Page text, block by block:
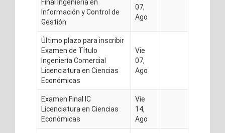
Final Ingeniería en
Información y Control de
Gestión
07,
Ago
Último plazo para inscribir
Examen de Título
Ingeniería Comercial
Licenciatura en Ciencias
Económicas
Vie
07,
Ago
Examen Final IC
Licenciatura en Ciencias
Económicas
Vie
14,
Ago